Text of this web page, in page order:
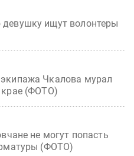
ищут волонтеры
Чкалова мурал
крае (ФОТО)
не могут попасть
(ФОТО)